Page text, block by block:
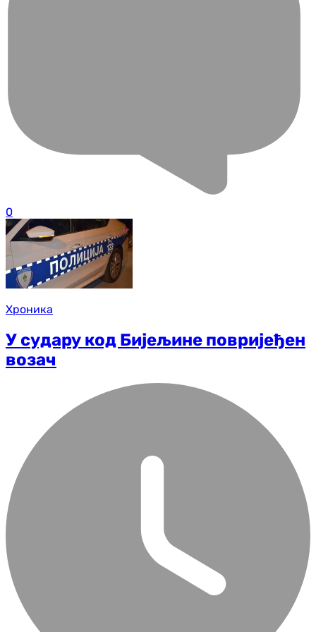
0
Хроника
У судару код Бијељине повријеђен
возач